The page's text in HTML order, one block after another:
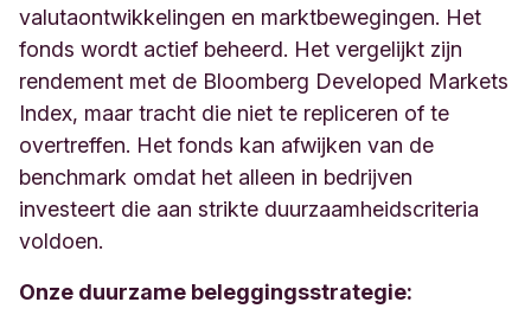
valutaontwikkelingen en marktbewegingen. Het
fonds wordt actief beheerd. Het vergelijkt zijn
rendement met de Bloomberg Developed Markets
Index, maar tracht die niet te repliceren of te
overtreffen. Het fonds kan afwijken van de
benchmark omdat het alleen in bedrijven
investeert die aan strikte duurzaamheidscriteria
voldoen.
​​​​​​​​​​​​​​Onze duurzame beleggingsstrategie: